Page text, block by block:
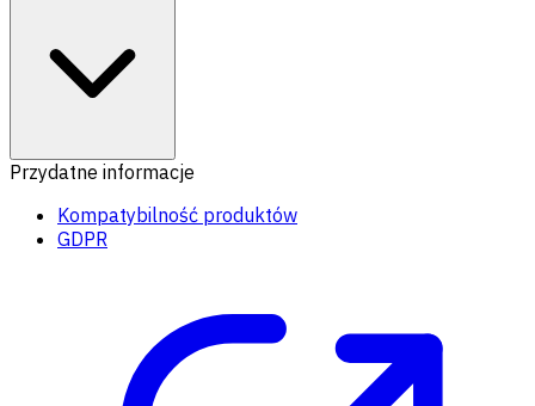
Przydatne informacje
Kompatybilność produktów
GDPR